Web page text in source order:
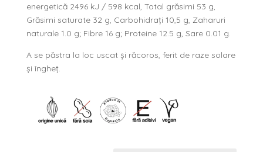
energetică 2496 kJ / 598 kcal, Total grăsimi 53 g,
Grăsimi saturate 32 g, Carbohidrați 10,5 g, Zaharuri
naturale 1.0 g; Fibre 16 g; Proteine 12.5 g, Sare 0.01 g.
A se păstra la loc uscat și răcoros, ferit de raze solare
și îngheț.